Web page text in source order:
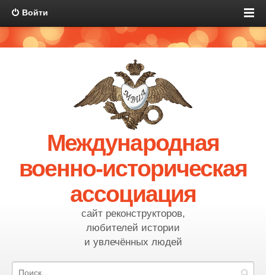
Войти
Международная
военно-историческая
ассоциация
сайт реконструкторов,
любителей истории
и увлечённых людей